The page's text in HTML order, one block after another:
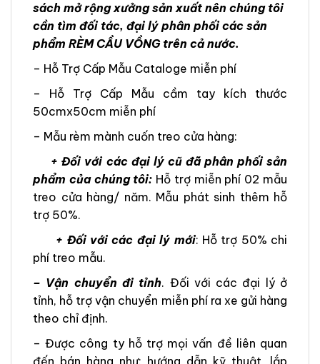
sách mở rộng xưởng sản xuất nên chúng tôi
cần tìm đối tác, đại lý phân phối các sản
phẩm RÈM CẦU VỒNG trên cả nước.
– Hỗ Trợ Cấp Mẫu Cataloge miễn phí
– Hỗ Trợ Cấp Mẫu cầm tay kích thước
50cmx50cm miễn phí
– Mẫu rèm mành cuốn treo cửa hàng:
+ Đối với các đại lý cũ đã phân phối sản
phẩm của chúng tôi: Hỗ trợ miễn phí 02 mẫu
treo cửa hàng/ năm. Mẫu phát sinh thêm hỗ
trợ 50%.
+ Đối với các đại lý mới: Hỗ trợ 50% chi
phí treo mẫu.
– Vận chuyển đi tỉnh. Đối với các đại lý ở
tỉnh, hỗ trợ vận chuyển miễn phí ra xe gửi hàng
theo chỉ định.
– Được công ty hỗ trợ mọi vấn đề liên quan